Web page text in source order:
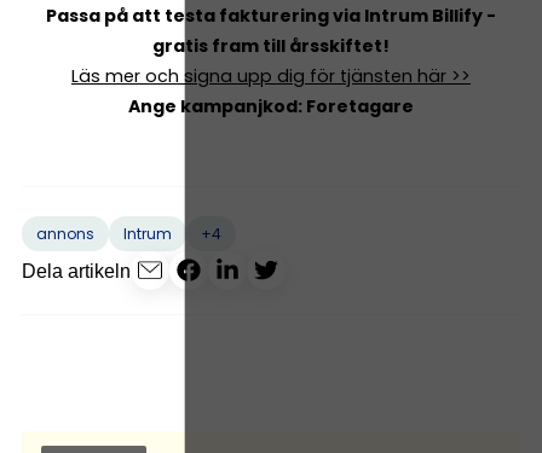
Passa på att testa fakturering via Intrum Billify -
gratis fram till årsskiftet!
Läs mer och signa upp dig för tjänsten här >>
Ange kampanjkod: Foretagare
annons Intrum
+4
Dela artikeln